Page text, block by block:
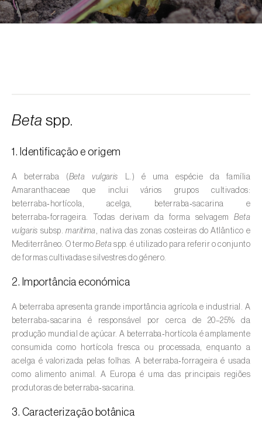
Alface (Lactuca sativa)
Alho-francês (
Ambientes aquáticos (
de tratamento de águas residuais)
Ameixeira (Prunus domestica L. )
Amendoeira (Prunus dulcis)
Amendoim (Arachis hypogaea
Amieiro (Alnus glutinosa
Amoreira (Morus spp.)
Ananás / Abacaxi (Ananas comosus )
Anona (Annona spp.)
Áreas não cultivadas (-
Aromáticas, condimentares e medicinais
Beta spp.
1. Identificação e origem
A beterraba (Beta vulgaris L.) é uma espécie da família
Amaranthaceae que inclui vários grupos cultivados:
beterraba‑hortícola, acelga, beterraba‑sacarina e
beterraba‑forrageira. Todas derivam da forma selvagemBeta
vulgaris subsp.maritima , nativa das zonas costeiras do Atlântico e
Mediterrâneo. O termoBeta spp. é utilizado para referir o conjunto
de formas cultivadas e silvestres do género.
2. Importância económica
A beterraba apresenta grande importância agrícola e industrial. A
beterraba‑sacarina é responsável por cerca de 20–25% da
produção mundial de açúcar. A beterraba‑hortícola é amplamente
consumida como hortícola fresca ou processada, enquanto a
acelga é valorizada pelas folhas. A beterraba‑forrageira é usada
como alimento animal. A Europa é uma das principais regiões
produtoras de beterraba‑sacarina.
3. Caracterização botânica